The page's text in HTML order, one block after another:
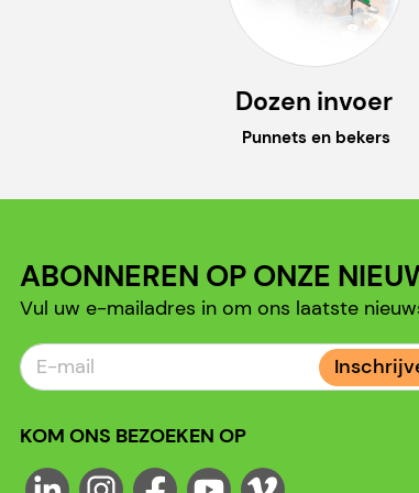
Dozen invoer
Punnets en bekers
ABONNEREN OP ONZE
Vul uw e-mailadres in om ons laatste
KOM ONS BEZOEKEN OP